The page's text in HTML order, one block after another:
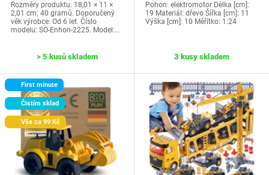
Rozměry produktu: 18,01 × 11 ×
2,01 cm; 40 gramů. Doporučený
věk výrobce: Od 6 let. Číslo
modelu: SO-Enhon-2225. Model:…
> 5 kusů skladem
Pohon: elektromotor Délka [cm]:
19 Materiál: dřevo Šířka [cm]: 11
Výška [cm]: 10 Měřítko: 1:24
3 kusy skladem
First minute
Čistím sklad
Vše za 99 Kč